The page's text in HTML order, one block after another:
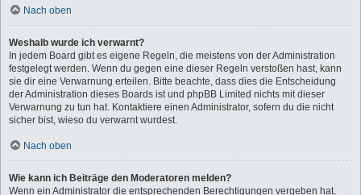
Nach oben
Weshalb wurde ich verwarnt?
In jedem Board gibt es eigene Regeln, die meistens von der Administration
festgelegt werden. Wenn du gegen eine dieser Regeln verstoßen hast, kann
sie dir eine Verwarnung erteilen. Bitte beachte, dass dies die Entscheidung
der Administration dieses Boards ist und phpBB Limited nichts mit dieser
Verwarnung zu tun hat. Kontaktiere einen Administrator, sofern du die nicht
sicher bist, wieso du verwarnt wurdest.
Nach oben
Wie kann ich Beiträge den Moderatoren melden?
Wenn ein Administrator die entsprechenden Berechtigungen vergeben hat,